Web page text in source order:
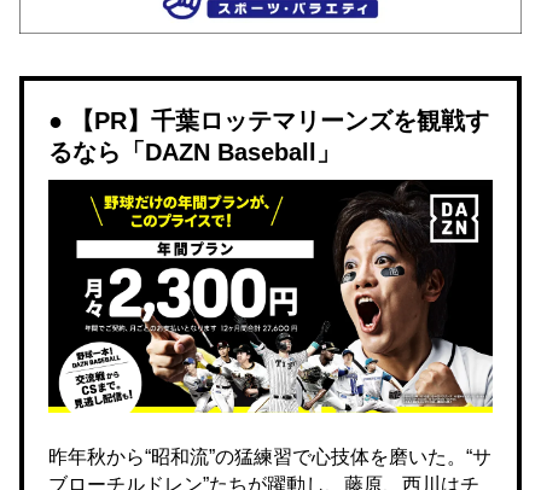
【PR】千葉ロッテマリーンズを観戦す
るなら「DAZN Baseball」
昨年秋から“昭和流”の猛練習で心技体を磨いた。“サ
ブローチルドレン”たちが躍動し、藤原、西川はチ